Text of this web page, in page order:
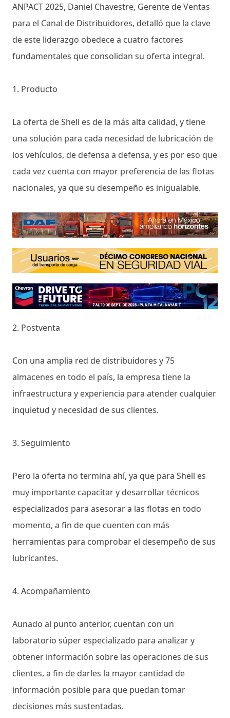
ANPACT 2025, Daniel Chavestre, Gerente de Ventas
para el Canal de Distribuidores, detalló que la clave
de este liderazgo obedece a cuatro factores
fundamentales que consolidan su oferta integral.
1. Producto
La oferta de Shell es de la más alta calidad, y tiene
una solución para cada necesidad de lubricación de
los vehículos, de defensa a defensa, y es por eso que
cada vez cuenta con mayor preferencia de las flotas
nacionales, ya que su desempeño es inigualable.
2. Postventa
Con una amplia red de distribuidores y 75
almacenes en todo el país, la empresa tiene la
infraestructura y experiencia para atender cualquier
inquietud y necesidad de sus clientes.
3. Seguimiento
Pero la oferta no termina ahí, ya que para Shell es
muy importante capacitar y desarrollar técnicos
especializados para asesorar a las flotas en todo
momento, a fin de que cuenten con más
herramientas para comprobar el desempeño de sus
lubricantes.
4. Acompañamiento
Aunado al punto anterior, cuentan con un
laboratorio súper especializado para analizar y
obtener información sobre las operaciones de sus
clientes, a fin de darles la mayor cantidad de
información posible para que puedan tomar
decisiones más sustentadas.